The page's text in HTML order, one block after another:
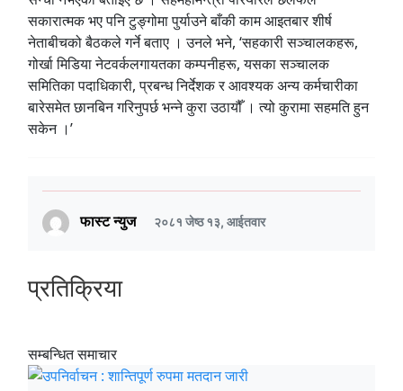
सकारात्मक भए पनि टुङ्गोमा पुर्याउने बाँकी काम आइतबार शीर्ष
नेताबीचको बैठकले गर्ने बताए । उनले भने, ‘सहकारी सञ्चालकहरू,
गोर्खा मिडिया नेटवर्कलगायतका कम्पनीहरू, यसका सञ्चालक
समितिका पदाधिकारी, प्रबन्ध निर्देशक र आवश्यक अन्य कर्मचारीका
बारेसमेत छानबिन गरिनुपर्छ भन्ने कुरा उठायौँ । त्यो कुरामा सहमति हुन
सकेन ।’
फास्ट न्युज २०८१ जेष्ठ १३, आईतवार
प्रतिक्रिया
सम्बन्धित समाचार